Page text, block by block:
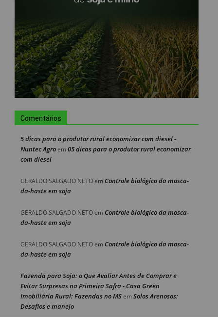
Comentários
5 dicas para o produtor rural economizar com diesel -
Nuntec Agroem 05 dicas para o produtor rural economizar
com diesel
GERALDO SALGADO NETOem Controle biológico da mosca-
da-haste em soja
GERALDO SALGADO NETOem Controle biológico da mosca-
da-haste em soja
GERALDO SALGADO NETOem Controle biológico da mosca-
da-haste em soja
Fazenda para Soja: o Que Avaliar Antes de Comprar e
Evitar Surpresas na Primeira Safra - Casa Green
Imobiliária Rural: Fazendas no MSem Solos Arenosos:
Desafios e manejo